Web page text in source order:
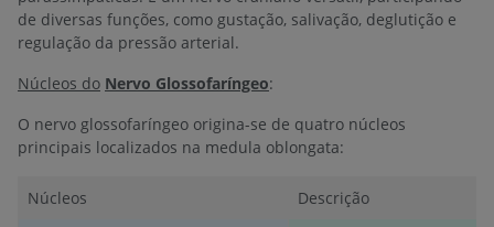
de diversas funções, como gustação, salivação, deglutição e
regulação da pressão arterial.
Núcleos do Nervo Glossofaríngeo:
O nervo glossofaríngeo origina-se de quatro núcleos
principais localizados na medula oblongata:
Núcleos
Descrição